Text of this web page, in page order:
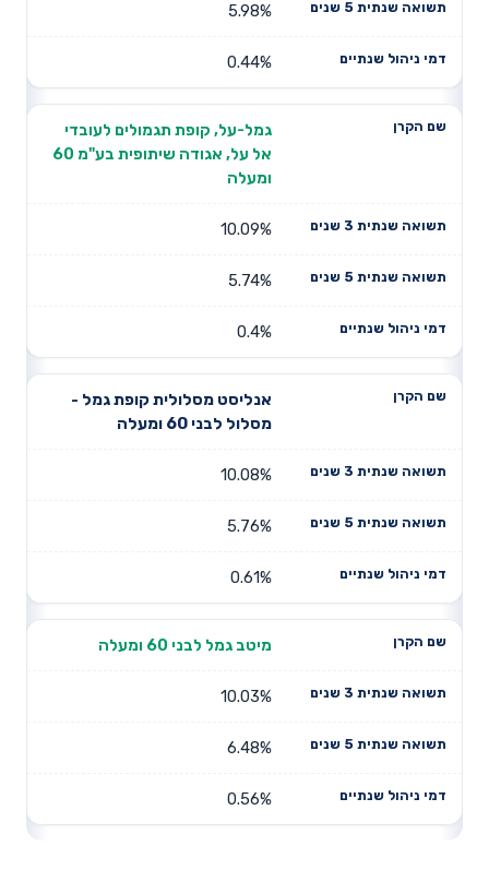
5.98%
0.44%
גמל-על, קופת תגמולים לעובדי
אל על, אגודה שיתופית בע"מ 60
ומעלה
10.09%
5.74%
0.4%
אנליסט מסלולית קופת גמל -
מסלול לבני 60 ומעלה
10.08%
5.76%
0.61%
מיטב גמל לבני 60 ומעלה
10.03%
6.48%
0.56%